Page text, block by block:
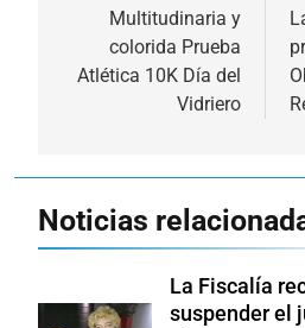
entradas
Multitudinaria y
colorida Prueba
Atlética 10K Día del
Vidriero
Noticias
La Fiscalía
suspender el